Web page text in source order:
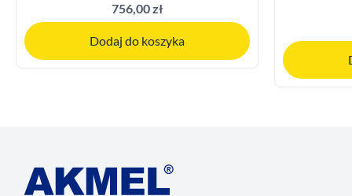
756,00 zł
Dodaj do koszyka